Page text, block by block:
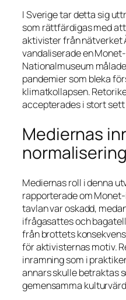
I Sverige tar detta sig
som rättfärdigas med
aktivister från nätverket
vandaliserade en
Nationalmuseum
pandemier som bleka
klimatkollapsen.
accepterades i stort
Mediernas
normalisering
Mediernas roll i denna
rapporterade om
tavlan var oskadd,
ifrågasattes och
från brottets
för aktivisternas motiv.
inramning som i
annars skulle betraktas
gemensamma